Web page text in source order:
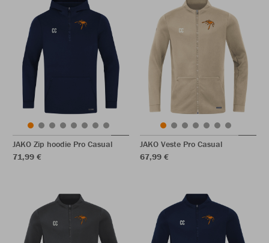
JAKO Zip hoodie Pro Casual
71,99 €
JAKO Veste Pro Casual
67,99 €